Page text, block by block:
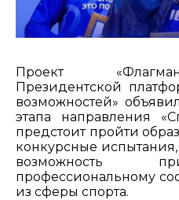
Проект
Президентской
возможностей»
этапа направления
предстоит пройти
конкурсные
возможность
профессиональному
из сферы спорта.